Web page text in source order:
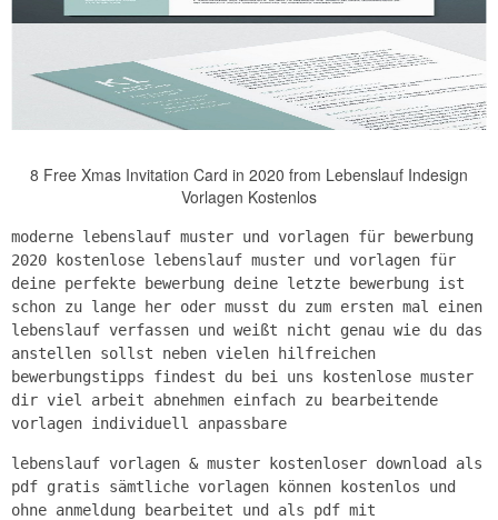
8 Free Xmas Invitation Card in 2020 from Lebenslauf Indesign
Vorlagen Kostenlos
moderne lebenslauf muster und vorlagen für bewerbung
2020 kostenlose lebenslauf muster und vorlagen für
deine perfekte bewerbung deine letzte bewerbung ist
schon zu lange her oder musst du zum ersten mal einen
lebenslauf verfassen und weißt nicht genau wie du das
anstellen sollst neben vielen hilfreichen
bewerbungstipps findest du bei uns kostenlose muster
dir viel arbeit abnehmen einfach zu bearbeitende
vorlagen individuell anpassbare
lebenslauf vorlagen & muster kostenloser download als
pdf gratis sämtliche vorlagen können kostenlos und
ohne anmeldung bearbeitet und als pdf mit